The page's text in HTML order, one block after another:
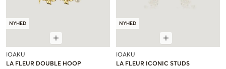
NYHED
IOAKU
LA FLEUR DOUBLE HOOP
NYHED
IOAKU
LA FLEUR ICONIC STUDS